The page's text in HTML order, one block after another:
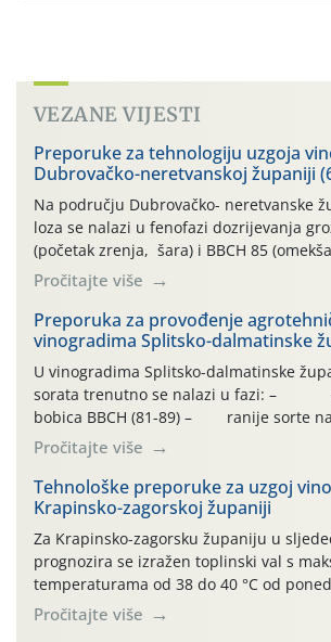
VEZANE VIJESTI
Preporuke za tehnologiju uzgoja
Dubrovačko-neretvanskoj županiji
Na području Dubrovačko- neretvanske
loza se nalazi u fenofazi dozrijevanja
(početak zrenja, šara) i BBCH 85
Vinova loza, ovu godinu, prolazi kroz
vrlo vruće razdoblje, bez oborina ili vrlo
otežava normalan razvoj i sintezu
bi se dobila vrhunska sirovina. […]
Pročitajte više
Preporuka za provođenje
vinogradima Splitsko-dalmatinske
U vinogradima Splitsko-dalmatinske
sorata trenutno se nalazi u fazi: –
bobica BBCH (81-89) – ranije sorte
lokalitetima već su dozrele te su
visokih temperatura i dugotrajnog
razvoj vinove loze odvija se uredno, a
većine vinograda je dobro. Srednje
zraka […]
Pročitajte više
Tehnološke preporuke za uzgoj
Krapinsko-zagorskoj županiji
Za Krapinsko-zagorsku županiju u
prognozira se izražen toplinski val s
temperaturama od 38 do 40 °C od
četvrtka, uz povećan rizik od toplinskog
lozu. U petak i subotu očekuje se
Pročitajte više